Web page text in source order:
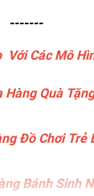
-------
Với Các Mô
Hàng Quà
Đồ Chơi Trẻ
Bánh Sinh